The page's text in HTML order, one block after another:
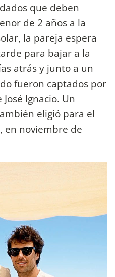
que deben
de 2 años a la
la pareja espera
para bajar a la
atrás y junto a un
fueron captados por
Ignacio. Un
eligió para el
en noviembre de